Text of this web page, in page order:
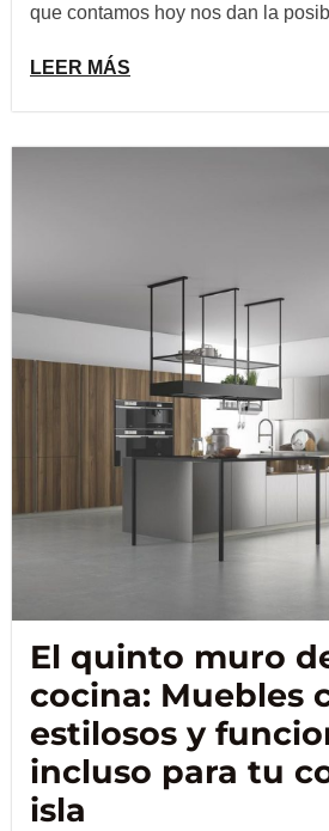
que contamos hoy nos dan la
LEER MÁS
El quinto muro
cocina: Muebles
estilosos y
incluso para tu
isla